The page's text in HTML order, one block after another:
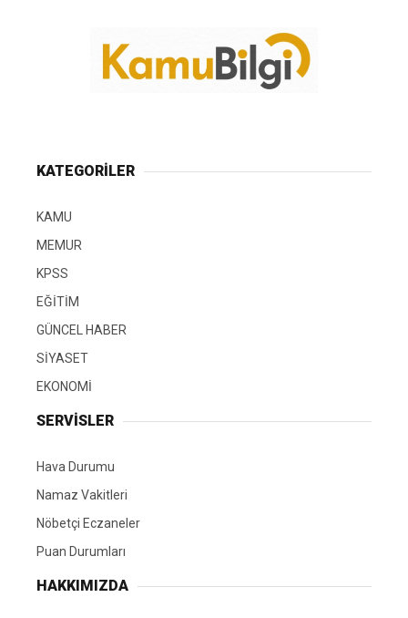
KATEGORİLER
KAMU
MEMUR
KPSS
EĞİTİM
GÜNCEL HABER
SİYASET
EKONOMİ
SERVİSLER
Hava Durumu
Namaz Vakitleri
Nöbetçi Eczaneler
Puan Durumları
HAKKIMIZDA